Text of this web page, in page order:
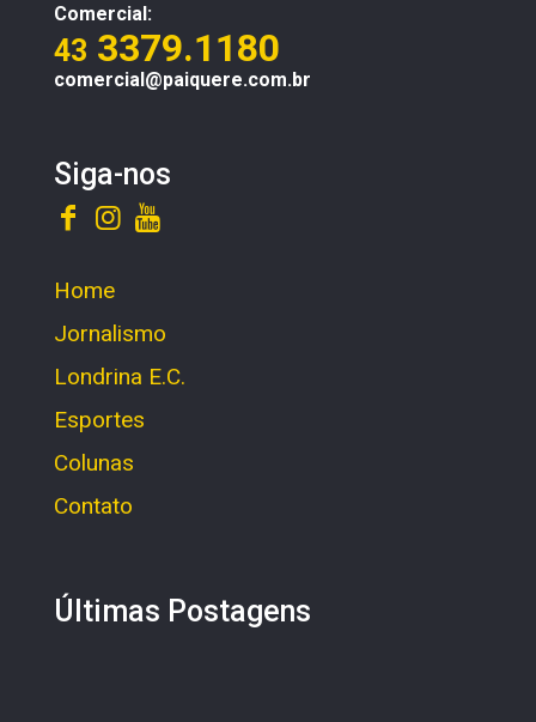
Comercial:
43 3379.1180
comercial@paiquere.com.br
Siga-nos
Home
Jornalismo
Londrina E.C.
Esportes
Colunas
Contato
Últimas Postagens